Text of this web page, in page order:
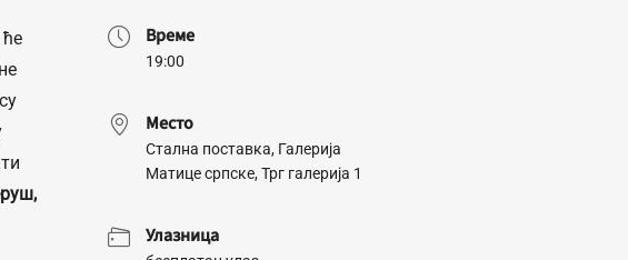
Време
19:00
Место
Стална поставка, Галерија
Матице српске, Трг галерија 1
Улазница